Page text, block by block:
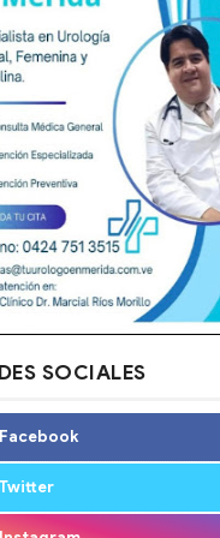
SOCIALES